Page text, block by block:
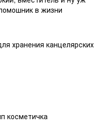
в жизни
хранения канцелярских
косметичка